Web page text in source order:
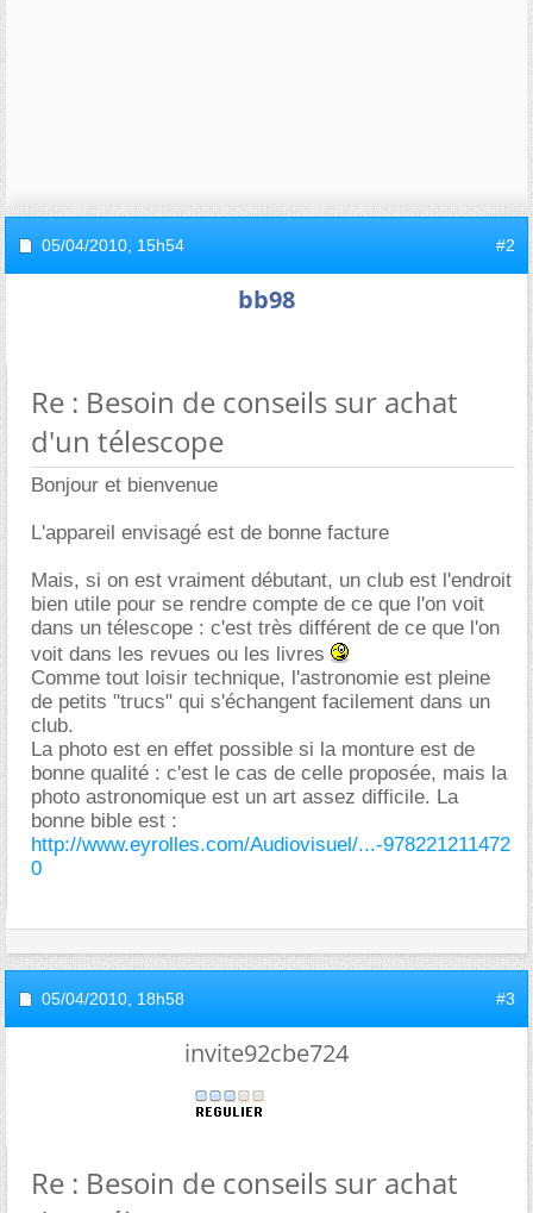
05/04/2010, 15h54 #2
bb98
Re : Besoin de conseils sur achat
d'un télescope
Bonjour et bienvenue
L'appareil envisagé est de bonne facture
Mais, si on est vraiment débutant, un club est l'endroit
bien utile pour se rendre compte de ce que l'on voit
dans un télescope : c'est très différent de ce que l'on
voit dans les revues ou les livres
Comme tout loisir technique, l'astronomie est pleine
de petits "trucs" qui s'échangent facilement dans un
club.
La photo est en effet possible si la monture est de
bonne qualité : c'est le cas de celle proposée, mais la
photo astronomique est un art assez difficile. La
bonne bible est :
http://www.eyrolles.com/Audiovisuel/...-978221211472
0
05/04/2010, 18h58 #3
invite92cbe724
Re : Besoin de conseils sur achat